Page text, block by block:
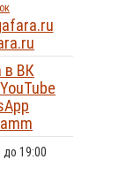
в ВК
до 19:00